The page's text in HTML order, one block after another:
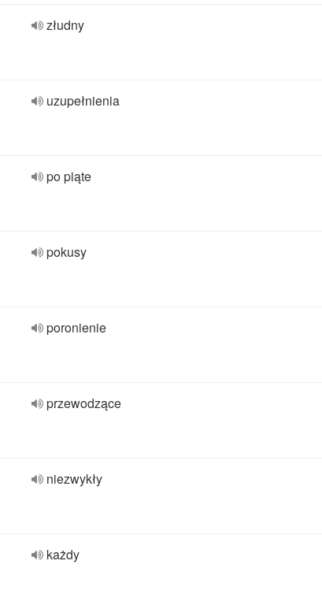
złudny
uzupełnienia
po piąte
pokusy
poronienie
przewodzące
niezwykły
każdy